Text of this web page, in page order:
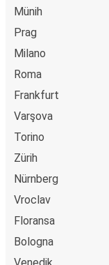
Münih
Prag
Milano
Roma
Frankfurt
Varşova
Torino
Zürih
Nürnberg
Vroclav
Floransa
Bologna